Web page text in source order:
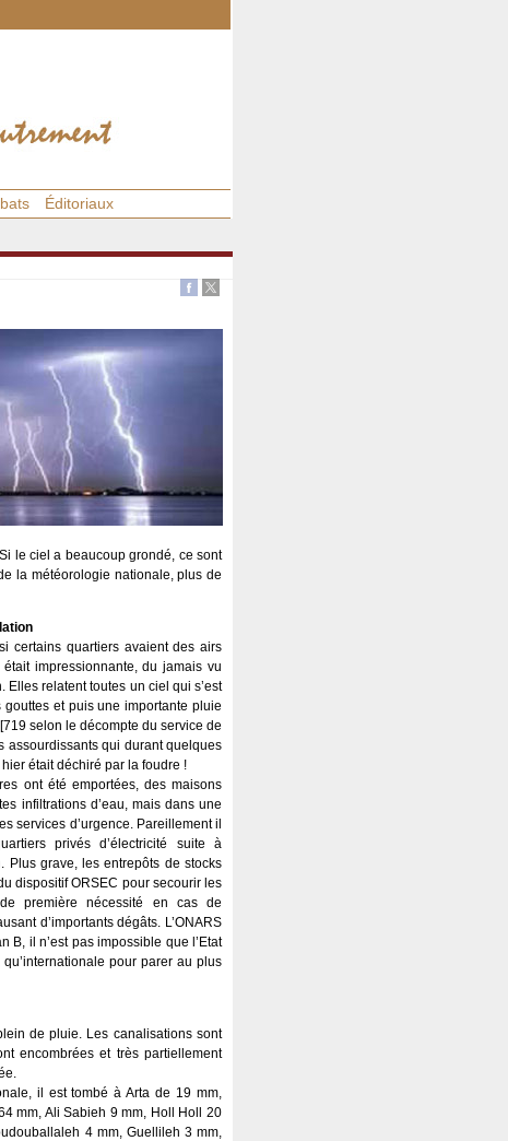
Éditoriaux
le ciel a beaucoup grondé, ce sont
la météorologie nationale, plus de
certains quartiers avaient des airs
impressionnante, du jamais vu
relatent toutes un ciel qui s’est
et puis une importante pluie
selon le décompte du service de
assourdissants qui durant quelques
était déchiré par la foudre !
ont été emportées, des maisons
infiltrations d’eau, mais dans une
services d’urgence. Pareillement il
privés d’électricité suite à
Plus grave, les entrepôts de stocks
dispositif ORSEC pour secourir les
première nécessité en cas de
d’importants dégâts. L’ONARS
B, il n’est pas impossible que l’Etat
pour parer au plus
de pluie. Les canalisations sont
encombrées et très partiellement
il est tombé à Arta de 19 mm,
mm, Ali Sabieh 9 mm, Holl Holl 20
4 mm, Guellileh 3 mm,